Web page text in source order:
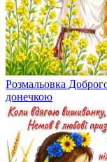
Розмальовка
донечкою